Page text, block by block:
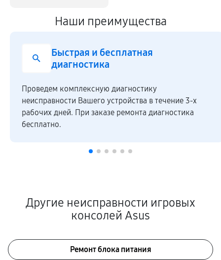
Наши преимущества
Быстрая и бесплатная
диагностика
Проведем комплексную диагностику
неисправности Вашего устройства в течение 3-х
рабочих дней. При заказе ремонта диагностика
бесплатно.
Другие неисправности игровых
консолей Asus
Ремонт блока питания